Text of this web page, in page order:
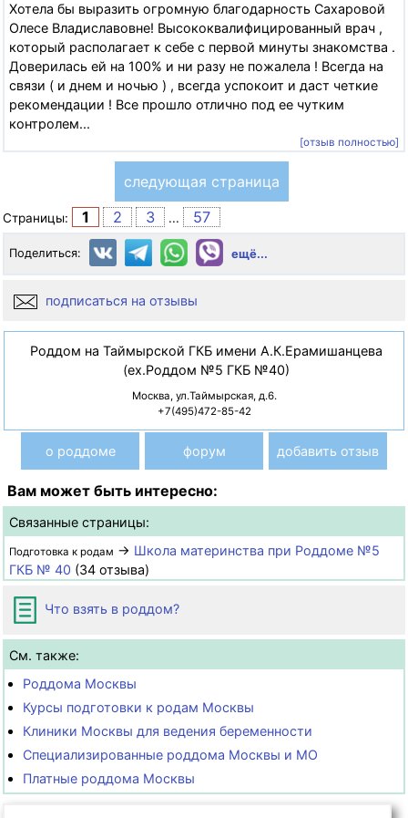
Хотела бы выразить огромную благодарность Сахаровой
Олесе Владиславовне! Высококвалифицированный врач ,
который располагает к себе с первой минуты знакомства .
Доверилась ей на 100% и ни разу не пожалела ! Всегда на
связи ( и днем и ночью ) , всегда успокоит и даст четкие
рекомендации ! Все прошло отлично под ее чутким
контролем...
[отзыв полностью]
следующая страница
Страницы: 1 2 3 ... 57
Поделиться: ещё...
подписаться на отзывы
Роддом на Таймырской ГКБ имени А.К.Ерамишанцева
(ex.Роддом №5 ГКБ №40)
Москва, ул.Таймырская, д.6.
+7(495)472-85-42
о роддоме форум добавить отзыв
Вам может быть интересно:
Связанные страницы:
Подготовка к родам → Школа материнства при Роддоме №5
ГКБ № 40 (34 отзыва)
Что взять в роддом?
См. также:
Роддома Москвы
Курсы подготовки к родам Москвы
Клиники Москвы для ведения беременности
Специализированные роддома Москвы и МО
Платные роддома Москвы